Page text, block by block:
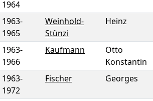
1964
1963-
1965
Weinhold-
Stünzi
Heinz
1963-
1966
Kaufmann
Otto
Konstantin
1963-
1972
Fischer Georges